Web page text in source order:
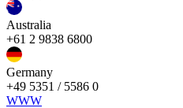
Australia
+61 2 9838 6800
Germany
+49 5351 / 5586 0
WWW